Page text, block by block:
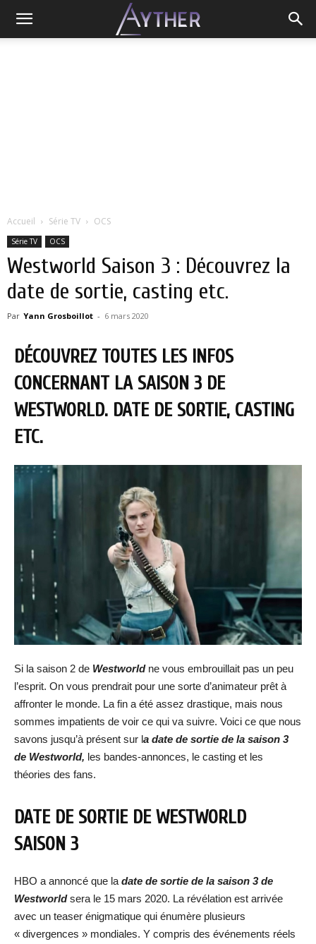
Accueil Série TV OCS
Série TV OCS
Westworld Saison 3 : Découvrez la
date de sortie, casting etc.
Par Yann Grosboillot - 6 mars 2020
DÉCOUVREZ TOUTES LES INFOS
CONCERNANT LA SAISON 3 DE
WESTWORLD. DATE DE SORTIE, CASTING
ETC.
Si la saison 2 de Westworldne vous embrouillait pas un peu
l’esprit. On vous prendrait pour une sorte d’animateur prêt à
affronter le monde. La fin a été assez drastique, mais nous
sommes impatients de voir ce qui va suivre. Voici ce que nous
savons jusqu’à présent sur la date de sortie de la saison 3
de Westworld, les bandes-annonces, le casting et les
théories des fans.
DATE DE SORTIE DE WESTWORLD
SAISON 3
HBO a annoncé que la date de sortie de la saison 3 de
Westworldsera le 15 mars 2020. La révélation est arrivée
avec un teaser énigmatique qui énumère plusieurs
« divergences » mondiales. Y compris des événements réels